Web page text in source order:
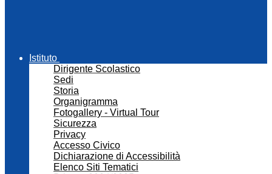
Istituto
Dirigente Scolastico
Sedi
Storia
Organigramma
Fotogallery - Virtual Tour
Sicurezza
Privacy
Accesso Civico
Dichiarazione di Accessibilità
Elenco Siti Tematici